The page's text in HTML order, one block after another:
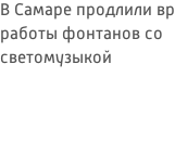
В Самаре продлили
работы фонтанов со
светомузыкой